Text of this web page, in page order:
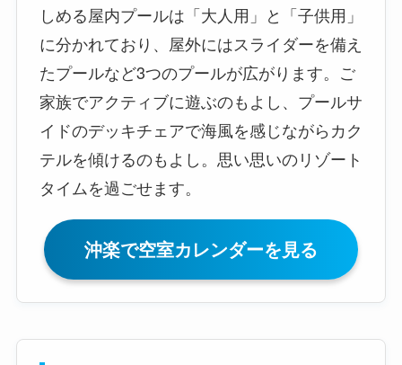
しめる屋内プールは「大人用」と「子供用」
に分かれており、屋外にはスライダーを備え
たプールなど3つのプールが広がります。ご
家族でアクティブに遊ぶのもよし、プールサ
イドのデッキチェアで海風を感じながらカク
テルを傾けるのもよし。思い思いのリゾート
タイムを過ごせます。
沖楽で空室カレンダーを見る